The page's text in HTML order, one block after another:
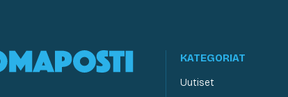
KATEGORIAT
Uutiset